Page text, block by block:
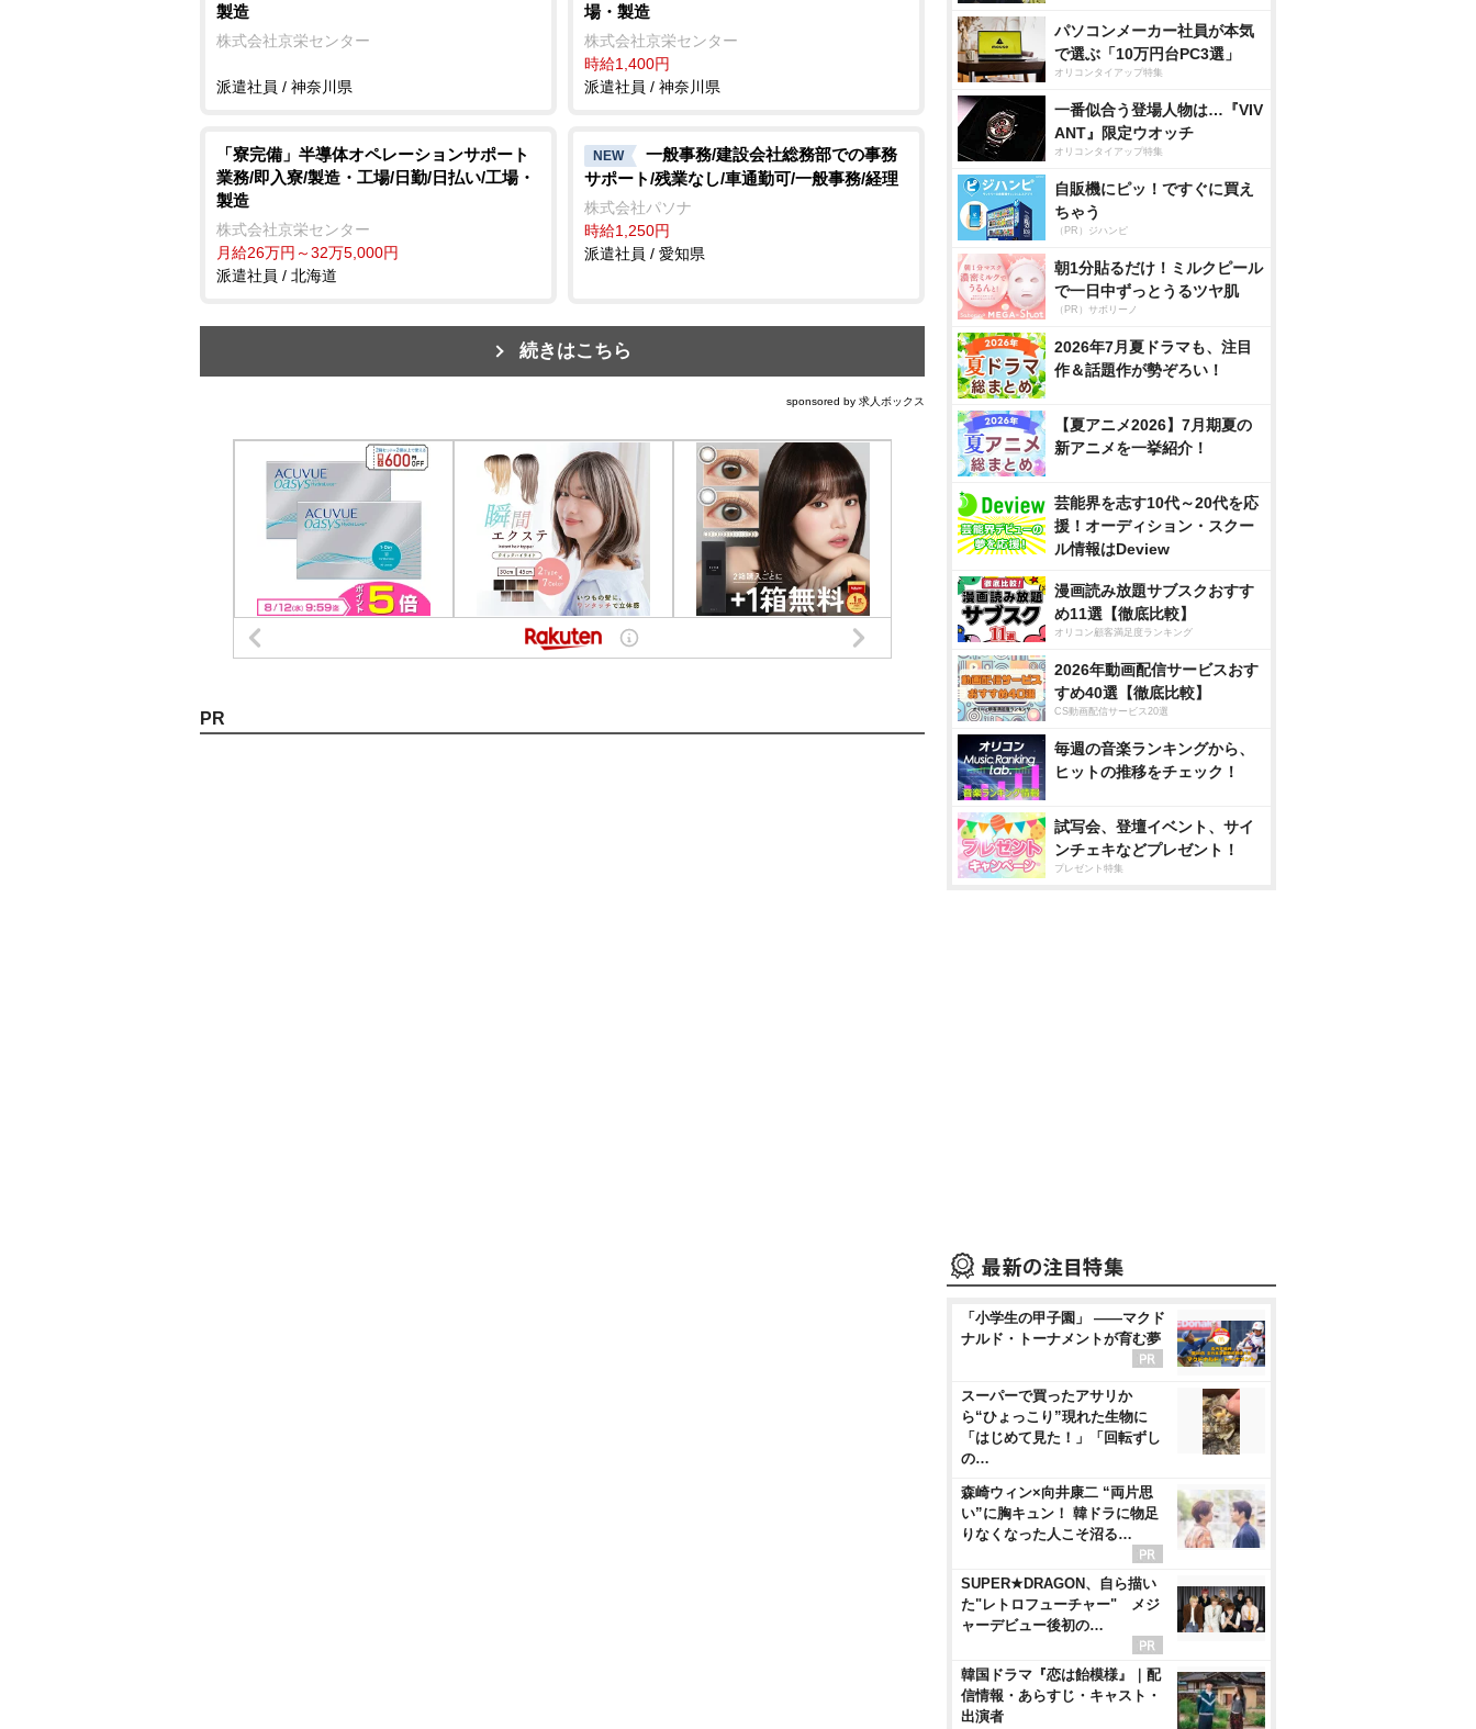
製造
株式会社京栄センター
派遣社員 / 神奈川県
場・製造
株式会社京栄センター
時給1,400円
派遣社員 / 神奈川県
「寮完備」半導体オペレーションサポート
業務/即入寮/製造・工場/日勤/日払い/工場・
製造
株式会社京栄センター
月給26万円～32万5,000円
派遣社員 / 北海道
NEW
一般事務/建設会社総務部での事務
サポート/残業なし/車通勤可/一般事務/経理
株式会社パソナ
時給1,250円
派遣社員 / 愛知県
続きはこちら
sponsored by 求人ボックス
PR
パソコンメーカー社員が本気
で選ぶ「10万円台PC3選」
オリコンタイアップ特集
一番似合う登場人物は…『VIV
ANT』限定ウオッチ
オリコンタイアップ特集
自販機にピッ！ですぐに買え
ちゃう
（PR）ジハンピ
朝1分貼るだけ！ミルクピール
で一日中ずっとうるツヤ肌
（PR）サボリーノ
2026年7月夏ドラマも、注目
作＆話題作が勢ぞろい！
【夏アニメ2026】7月期夏の
新アニメを一挙紹介！
芸能界を志す10代～20代を応
援！オーディション・スクー
ル情報はDeview
漫画読み放題サブスクおすす
め11選【徹底比較】
オリコン顧客満足度ランキング
2026年動画配信サービスおす
すめ40選【徹底比較】
CS動画配信サービス20選
毎週の音楽ランキングから、
ヒットの推移をチェック！
試写会、登壇イベント、サイ
ンチェキなどプレゼント！
プレゼント特集
「小学生の甲子園」 ――マクド
ナルド・トーナメントが育む夢
スーパーで買ったアサリか
ら“ひょっこり”現れた生物に
「はじめて見た！」「回転ずし
の…
森崎ウィン×向井康二 “両片思
い”に胸キュン！ 韓ドラに物足
りなくなった人こそ沼る…
SUPER★DRAGON、自ら描い
た"レトロフューチャー" メジ
ャーデビュー後初の…
韓国ドラマ『恋は飴模様』｜配
信情報・あらすじ・キャスト・
出演者